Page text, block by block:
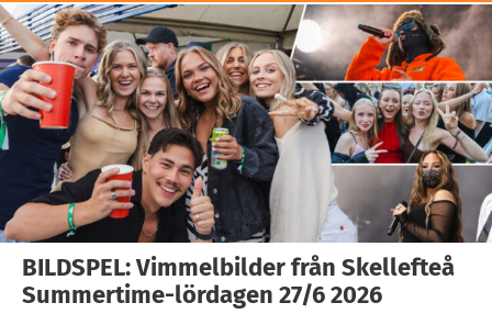
BILDSPEL: Vimmelbilder från Skellefteå
Summertime-lördagen 27/6 2026